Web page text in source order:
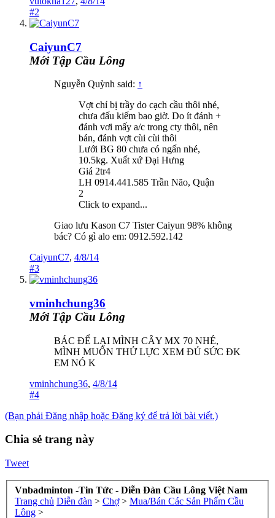
#2
CaiyunC7
Mới Tập Cầu Lông
Nguyễn Quỳnh said: ↑
Vợt chỉ bị trầy do cạch cầu thôi nhé,
chưa đấu kiếm bao giờ. Do ít đánh +
đánh vơi mấy a/c trong cty thôi, nên
bán, đánh vợt cùi cùi thôi
Lưới BG 80 chưa có ngấn nhé,
10.5kg. Xuất xứ Đại Hưng
Giá 2tr4
LH 0914.441.585 Trần Não, Quận
2
Click to expand...
Giao lưu Kason C7 Tister Caiyun 98% không
bác? Có gì alo em: 0912.592.142
CaiyunC7, 4/8/14
#3
vminhchung36
Mới Tập Cầu Lông
BÁC ĐỂ LẠI MÌNH CÂY MX 70 NHÉ,
MÌNH MUỐN THỬ LỰC XEM ĐỦ SỨC ĐK
EM NÓ K
vminhchung36, 4/8/14
#4
(Bạn phải Đăng nhập hoặc Đăng ký để trả lời bài viết.)
Chia sẻ trang này
Tweet
Vnbadminton -Tin Tức - Diễn Đàn Cầu Lông Việt Nam
Trang chủ Diễn đàn > Chợ > Mua/Bán Các Sản Phẩm Cầu
Lông >